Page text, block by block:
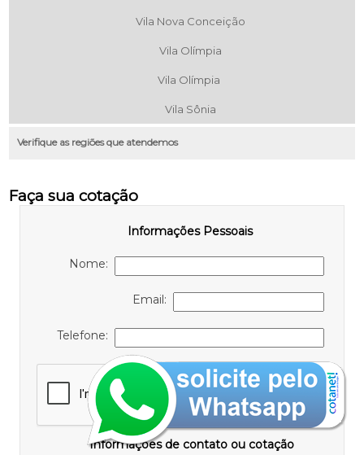
Vila Nova Conceição
Vila Olímpia
Vila Olímpia
Vila Sônia
Verifique as regiões que atendemos
Faça sua cotação
Informações Pessoais
Nome:
Email:
Telefone:
Informações de contato ou cotação